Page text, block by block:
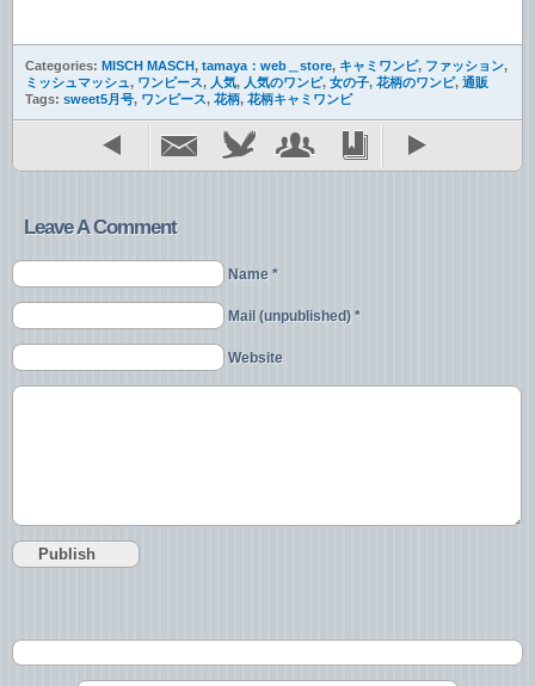
Categories: MISCH MASCH, tamaya：web＿store, キャミワンピ, ファッション,
ミッシュマッシュ , ワンピース, 人気, 人気のワンピ, 女の子, 花柄のワンピ, 通販
Tags: sweet5月号, ワンピース, 花柄, 花柄キャミワンピ
Leave A Comment
Name *
Mail (unpublished) *
Website